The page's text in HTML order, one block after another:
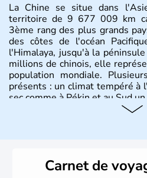
La Chine se situe dans
territoire de 9 677 009 km
3ème rang des plus grands
des côtes de l'océan
l'Himalaya, jusqu'à la
millions de chinois, elle
population mondiale.
présents : un climat tempéré à
sec comme à Pékin et au Sud
dynasties. La dynastie Qing
Carnet de